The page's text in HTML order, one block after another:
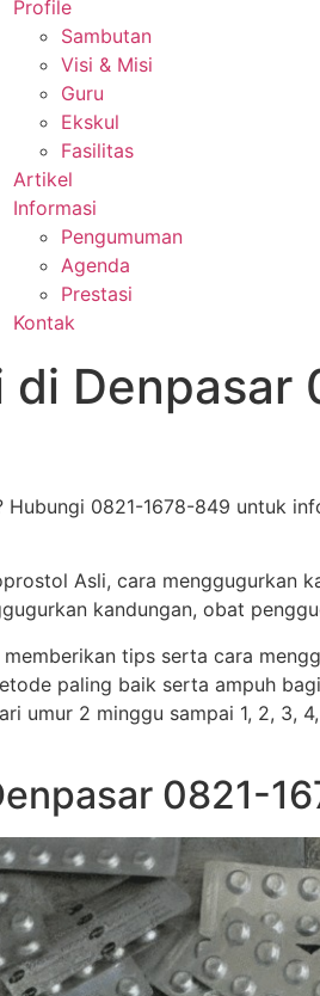
Profile
Sambutan
Visi & Misi
Guru
Ekskul
Fasilitas
Artikel
Informasi
Pengumuman
Agenda
Prestasi
Kontak
di
0821-1678-849 untuk
Asli, cara menggugurkan
kandungan, obat
tips serta cara
paling baik serta ampuh
umur 2 minggu sampai 1, 2, 3,
0821-